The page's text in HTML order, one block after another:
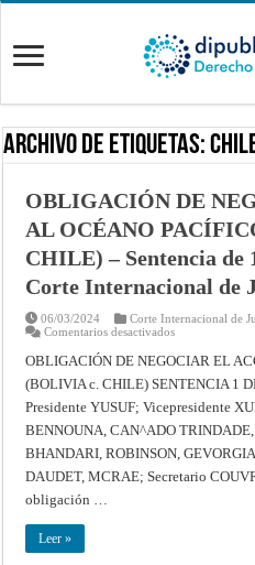
Archivo de Etiquetas:
OBLIGACIÓN DE
AL OCÉANO
CHILE) – Sentencia de
Corte Internacional de
06/03/2024
Corte Internacional de
Comentarios desactivadosen
DE
NEGOCIAR
EL
AL
OCÉANO
PACÍFICO
(BOLIVIA
c.
CHILE)
OBLIGACIÓN DE NEGOCIAR EL
(BOLIVIA c. CHILE) SENTENCIA 1
Presidente YUSUF; Vicepresidente
BENNOUNA, CAN^ADO
BHANDARI, ROBINSON,
DAUDET, MCRAE; Secretario
obligación …
Leer »